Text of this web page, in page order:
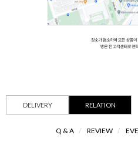
DELIVERY RELATION
Q & A / REVIEW /